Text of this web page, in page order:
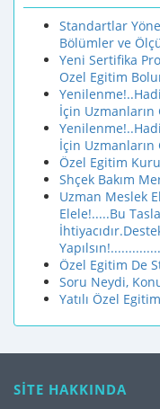
Standartlar
Bölümler ve
Yeni Sertifika
Ozel Egitim
İçin
İçin
Özel Egitim
Shçek Bakım
Uzman Meslek
Elele!.....Bu
Özel Egitim De
Soru Neydi,
Yatılı Özel
SİTE HAKKINDA